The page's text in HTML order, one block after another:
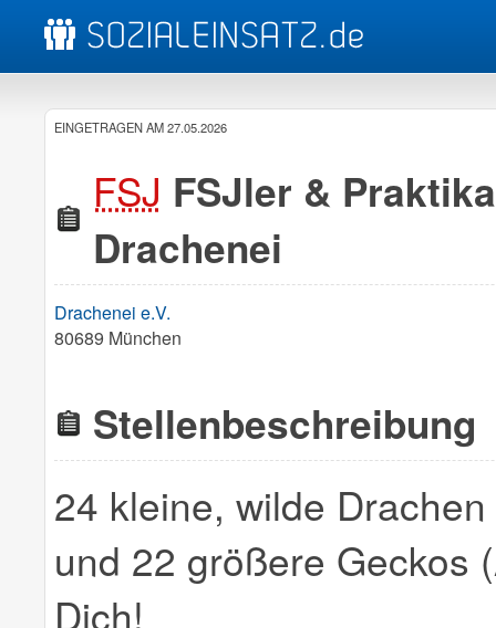
EINGETRAGEN AM 27.05.2026
FSJ FSJler &
Drachenei
Drachenei e.V.
80689 München
Stellenbeschreibung
24 kleine, wilde
und 22 größere Geckos
Dich!